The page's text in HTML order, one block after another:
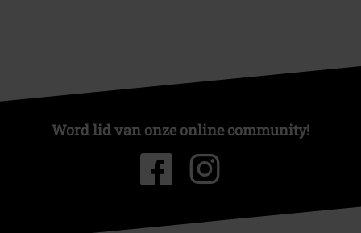
Word lid van onze online community!